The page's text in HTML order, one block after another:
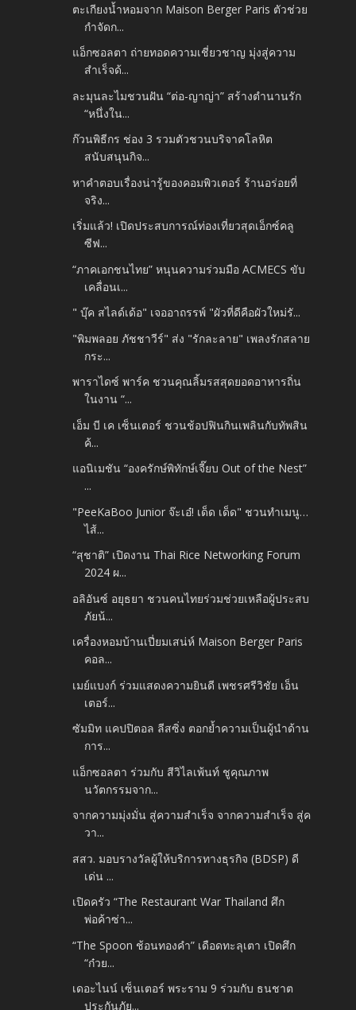
ตะเกียงน้ำหอมจาก Maison Berger Paris ตัวช่วย
กำจัดก...
แอ็กซอลตา ถ่ายทอดความเชี่ยวชาญ มุ่งสู่ความ
สำเร็จด้...
ละมุนละไมชวนฝัน “ต่อ-ญาญ่า” สร้างตำนานรัก
“หนึ่งใน...
ก๊วนพิธีกร ช่อง 3 รวมตัวชวนบริจาคโลหิต
สนับสนุนกิจ...
หาคำตอบเรื่องน่ารู้ของคอมพิวเตอร์ ร้านอร่อยที่
จริง...
เริ่มแล้ว! เปิดประสบการณ์ท่องเที่ยวสุดเอ็กซ์คลู
ซีฟ...
“ภาคเอกชนไทย” หนุนความร่วมมือ ACMECS ขับ
เคลื่อนเ...
" บุ๊ค สไลด์เด้อ" เจออาถรรพ์ "ผัวที่ดีคือผัวใหม่รั...
"พิมพลอย ภัชชาวีร์" ส่ง "รักละลาย" เพลงรักสลาย
กระ...
พาราไดซ์ พาร์ค ชวนคุณลิ้มรสสุดยอดอาหารถิ่น
ในงาน “...
เอ็ม บี เค เซ็นเตอร์ ชวนช้อปฟินกินเพลินกับทัพสิน
ค้...
แอนิเมชัน “องครักษ์พิทักษ์เจี๊ยบ Out of the Nest”
...
"PeeKaBoo Junior จ๊ะเอ๋! เด็ด เด็ด" ชวนทำเมนู…
ไส้...
“สุชาติ” เปิดงาน Thai Rice Networking Forum
2024 ผ...
อลิอันซ์ อยุธยา ชวนคนไทยร่วมช่วยเหลือผู้ประสบ
ภัยน้...
เครื่องหอมบ้านเปี่ยมเสน่ห์ Maison Berger Paris
คอล...
เมย์แบงก์ ร่วมแสดงความยินดี เพชรศรีวิชัย เอ็น
เตอร์...
ซัมมิท แคปปิตอล ลีสซิ่ง ตอกย้ำความเป็นผู้นำด้าน
การ...
แอ็กซอลตา ร่วมกับ สีวิไลเพ้นท์ ชูคุณภาพ
นวัตกรรมจาก...
จากความมุ่งมั่น สู่ความสำเร็จ จากความสำเร็จ สู่ค
วา...
สสว. มอบรางวัลผู้ให้บริการทางธุรกิจ (BDSP) ดี
เด่น ...
เปิดครัว “The Restaurant War Thailand ศึก
พ่อค้าซ่า...
“The Spoon ช้อนทองคำ” เดือดทะลุเตา เปิดศึก
“ก๋วย...
เดอะไนน์ เซ็นเตอร์ พระราม 9 ร่วมกับ ธนชาต
ประกันภัย...